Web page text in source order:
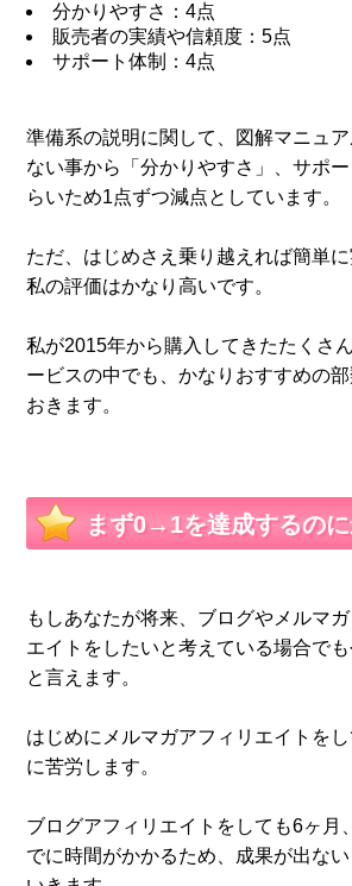
分かりやすさ：4点
販売者の実績や信頼度：5点
サポート体制：4点
準備系の説明に関して、図解マニュ
ない事から「分かりやすさ」、サポ
らいため1点ずつ減点としています。
ただ、はじめさえ乗り越えれば簡単に
私の評価はかなり高いです。
私が2015年から購入してきたたくさ
ービスの中でも、かなりおすすめの
おきます。
まず0→1を達成するの
もしあなたが将来、ブログやメルマ
エイトをしたいと考えている場合で
と言えます。
はじめにメルマガアフィリエイトを
に苦労します。
ブログアフィリエイトをしても6ヶ月
でに時間がかかるため、成果が出な